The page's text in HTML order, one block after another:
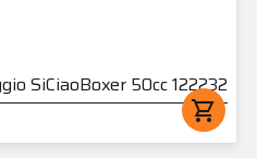
SiCiaoBoxer 50cc 122232
shopping_cart